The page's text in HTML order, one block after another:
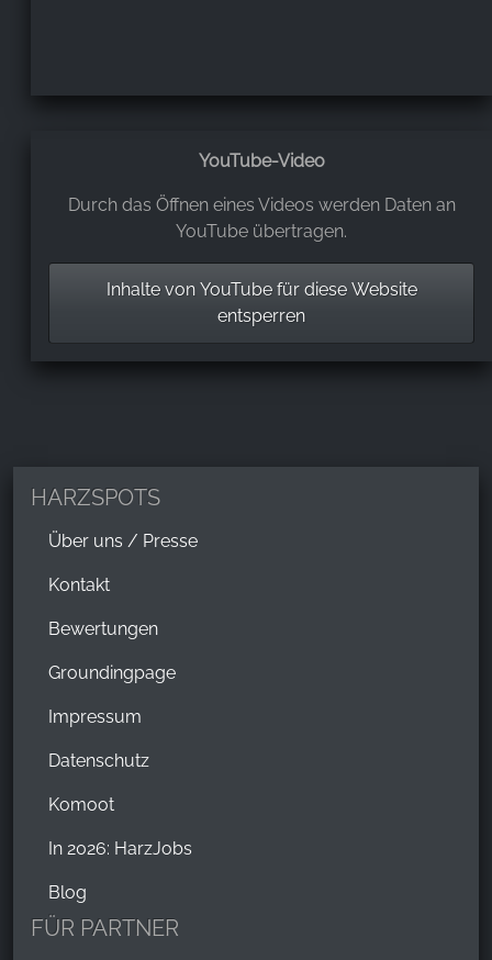
dann aber in sich. Es geht auf dem ehemaligen
Aussicht entschädigt für alles!
YouTube-Video
Durch das Öffnen eines Videos werden Daten an
YouTube übertragen.
Inhalte von YouTube für diese Website
entsperren
HARZSPOTS
Über uns / Presse
Kontakt
Bewertungen
Groundingpage
Impressum
Datenschutz
Komoot
In 2026: HarzJobs
Blog
FÜR PARTNER